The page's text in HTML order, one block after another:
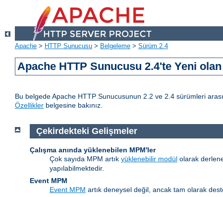
Apache > HTTP Sunucusu > Belgeleme > Sürüm 2.4
Apache HTTP Sunucusu 2.4'te Yeni
Bu belgede Apache HTTP Sunucusunun 2.2 ve 2.4 sürümleri
Özellikler belgesine bakınız.
Çekirdekteki Gelişmeler
Çalışma anında yüklenebilen MPM'ler
Çok sayıda MPM artık yüklenebilir modül olarak
yapılabilmektedir.
Event MPM
Event MPM artık deneysel değil, ancak tam olarak